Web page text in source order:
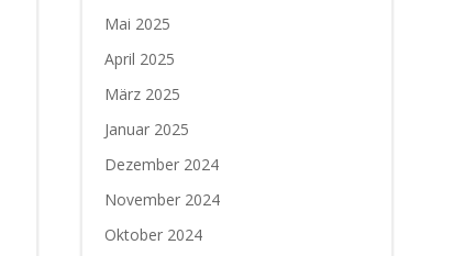
Mai 2025
April 2025
März 2025
Januar 2025
Dezember 2024
November 2024
Oktober 2024